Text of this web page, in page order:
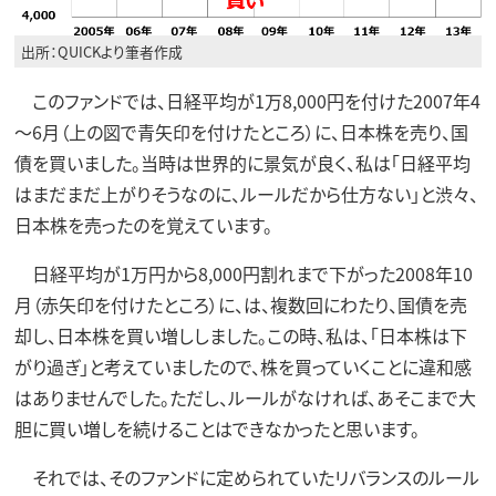
出所：QUICKより筆者作成
このファンドでは、日経平均が1万8,000円を付けた2007年4
～6月（上の図で青矢印を付けたところ）に、日本株を売り、国
債を買いました。当時は世界的に景気が良く、私は「日経平均
はまだまだ上がりそうなのに、ルールだから仕方ない」と渋々、
日本株を売ったのを覚えています。
日経平均が1万円から8,000円割れまで下がった2008年10
月（赤矢印を付けたところ）に、は、複数回にわたり、国債を売
却し、日本株を買い増ししました。この時、私は、「日本株は下
がり過ぎ」と考えていましたので、株を買っていくことに違和感
はありませんでした。ただし、ルールがなければ、あそこまで大
胆に買い増しを続けることはできなかったと思います。
それでは、そのファンドに定められていたリバランスのルール